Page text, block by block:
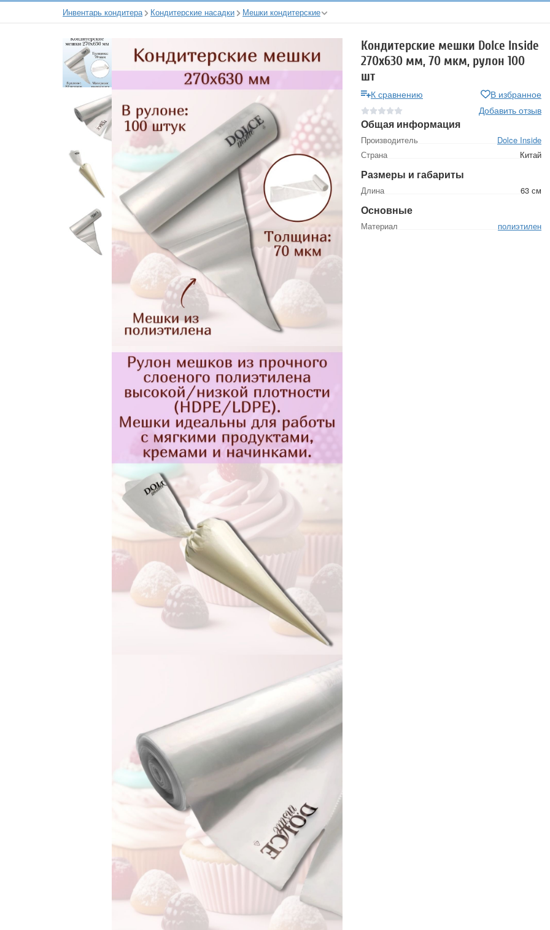
Инвентарь кондитера Кондитерские насадки Мешки кондитерские
Кондитерские мешки Dolce Inside
270х630 мм, 70 мкм, рулон 100
шт
К сравнению
В избранное
Добавить отзыв
Общая информация
Производитель
Dolce Inside
Страна
Китай
Размеры и габариты
Длина 63 см
Основные
Материал полиэтилен